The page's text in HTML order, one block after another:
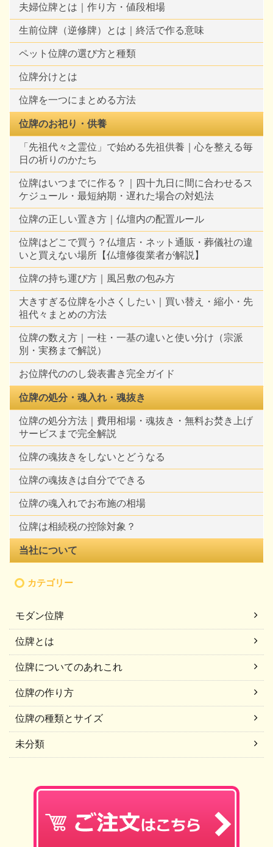
夫婦位牌とは｜作り方・値段相場
生前位牌（逆修牌）とは｜終活で作る意味
ペット位牌の選び方と種類
位牌分けとは
位牌を一つにまとめる方法
位牌のお祀り・供養
「先祖代々之霊位」で始める先祖供養｜心を整える毎
日の祈りのかたち
位牌はいつまでに作る？｜四十九日に間に合わせるス
ケジュール・最短納期・遅れた場合の対処法
位牌の正しい置き方｜仏壇内の配置ルール
位牌はどこで買う？仏壇店・ネット通販・葬儀社の違
いと買えない場所【仏壇修復業者が解説】
位牌の持ち運び方｜風呂敷の包み方
大きすぎる位牌を小さくしたい｜買い替え・縮小・先
祖代々まとめの方法
位牌の数え方｜一柱・一基の違いと使い分け（宗派
別・実務まで解説）
お位牌代ののし袋表書き完全ガイド
位牌の処分・魂入れ・魂抜き
位牌の処分方法｜費用相場・魂抜き・無料お焚き上げ
サービスまで完全解説
位牌の魂抜きをしないとどうなる
位牌の魂抜きは自分でできる
位牌の魂入れでお布施の相場
位牌は相続税の控除対象？
当社について
カテゴリー
モダン位牌
位牌とは
位牌についてのあれこれ
位牌の作り方
位牌の種類とサイズ
未分類